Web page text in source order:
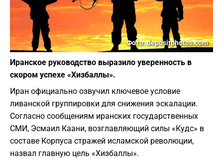
Фото: depositphotos.com
Иранское руководство выразило уверенность в
скором успехе «Хизбаллы».
Иран официально озвучил ключевое условие
ливанской группировки для снижения эскалации.
Согласно сообщениям иранских государственных
СМИ, Эсмаил Каани, возглавляющий силы «Кудс» в
составе Корпуса стражей исламской революции,
назвал главную цель «Хизбаллы».